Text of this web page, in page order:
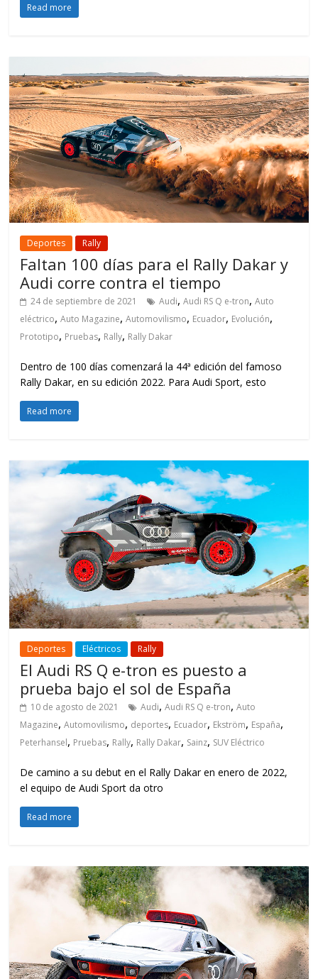
Read more
Deportes Rally
Faltan 100 días para el Rally Dakar y
Audi corre contra el tiempo
24 de septiembre de 2021 Audi,Audi RS Q e-tron,Auto
eléctrico,Auto Magazine,Automovilismo, Ecuador, Evolución,
Prototipo, Pruebas, Rally, Rally Dakar
Dentro de 100 días comenzará la 44ª edición del famoso
Rally Dakar, en su edición 2022. Para Audi Sport, esto
Read more
Deportes Eléctricos Rally
El Audi RS Q e-tron es puesto a
prueba bajo el sol de España
10 de agosto de 2021 Audi,Audi RS Q e-tron,Auto
Magazine,Automovilismo, deportes, Ecuador, Ekström, España,
Peterhansel, Pruebas, Rally, Rally Dakar, Sainz, SUV Eléctrico
De camino a su debut en el Rally Dakar en enero de 2022,
el equipo de Audi Sport da otro
Read more